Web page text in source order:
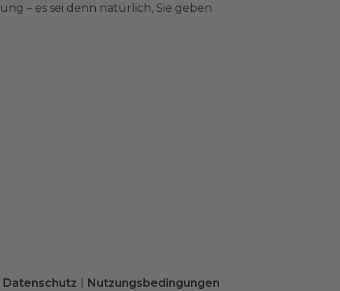
– es sei denn natürlich, Sie geben
Datenschutz Nutzungsbedingungen